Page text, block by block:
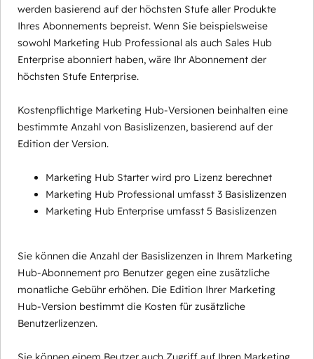
werden basierend auf der höchsten Stufe aller Produkte
Ihres Abonnements bepreist. Wenn Sie beispielsweise
sowohl Marketing Hub Professional als auch Sales Hub
Enterprise abonniert haben, wäre Ihr Abonnement der
höchsten Stufe Enterprise.
Kostenpflichtige Marketing Hub-Versionen beinhalten eine
bestimmte Anzahl von Basislizenzen, basierend auf der
Edition der Version.
Marketing Hub Starter wird pro Lizenz berechnet
Marketing Hub Professional umfasst 3 Basislizenzen
Marketing Hub Enterprise umfasst 5 Basislizenzen
Sie können die Anzahl der Basislizenzen in Ihrem Marketing
Hub-Abonnement pro Benutzer gegen eine zusätzliche
monatliche Gebühr erhöhen. Die Edition Ihrer Marketing
Hub-Version bestimmt die Kosten für zusätzliche
Benutzerlizenzen.